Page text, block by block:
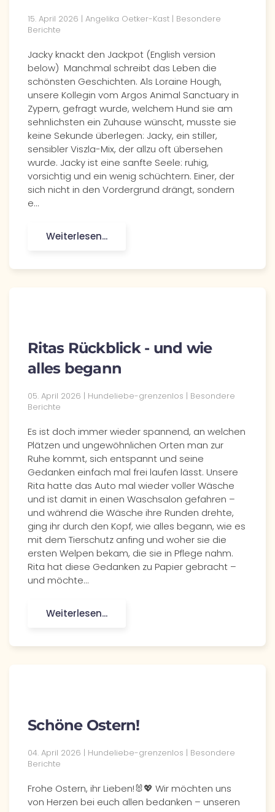
15. April 2026 | Angelika Oetker-Kast | Besondere
Berichte
Jacky knackt den Jackpot (English version
below) Manchmal schreibt das Leben die
schönsten Geschichten. Als Loraine Hough,
unsere Kollegin vom Argos Animal Sanctuary in
Zypern, gefragt wurde, welchem Hund sie am
sehnlichsten ein Zuhause wünscht, musste sie
keine Sekunde überlegen: Jacky, ein stiller,
sensibler Viszla-Mix, der allzu oft übersehen
wurde. Jacky ist eine sanfte Seele: ruhig,
vorsichtig und ein wenig schüchtern. Einer, der
sich nicht in den Vordergrund drängt, sondern
e…
Weiterlesen...
Ritas Rückblick - und wie
alles begann
05. April 2026 | Hundeliebe-grenzenlos | Besondere
Berichte
Es ist doch immer wieder spannend, an welchen
Plätzen und ungewöhnlichen Orten man zur
Ruhe kommt, sich entspannt und seine
Gedanken einfach mal frei laufen lässt. Unsere
Rita hatte das Auto mal wieder voller Wäsche
und ist damit in einen Waschsalon gefahren –
und während die Wäsche ihre Runden drehte,
ging ihr durch den Kopf, wie alles begann, wie es
mit dem Tierschutz anfing und woher sie die
ersten Welpen bekam, die sie in Pflege nahm.
Rita hat diese Gedanken zu Papier gebracht –
und möchte…
Weiterlesen...
Schöne Ostern!
04. April 2026 | Hundeliebe-grenzenlos | Besondere
Berichte
Frohe Ostern, ihr Lieben!🐰💖 Wir möchten uns
von Herzen bei euch allen bedanken – unseren